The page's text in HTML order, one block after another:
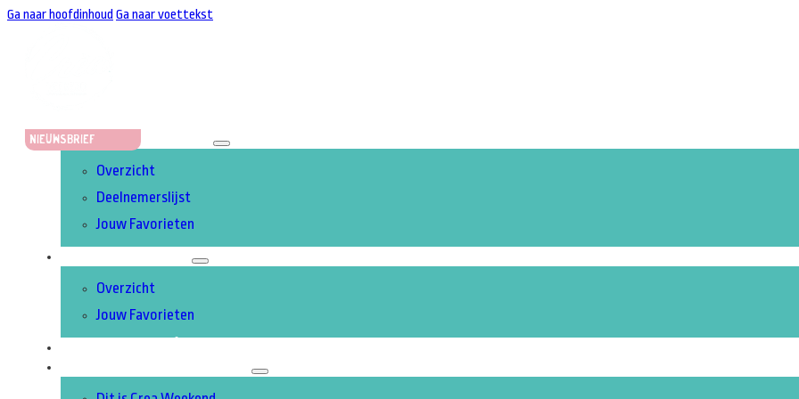
Ga naar hoofdinhoud Ga naar voettekst
NieuwsbriefSTANDHOUDERS
Overzicht
Deelnemerslijst
Jouw Favorieten
Overzicht
Jouw Favorieten